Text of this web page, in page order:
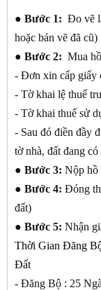
● Bước 1: Đo vẽ
hoặc bản vẽ đã cũ)
● Bước 2: Mua
- Đơn xin cấp giấy
- Tờ khai lệ thuế
- Tờ khai thuế sử
- Sau đó điền đầy
tờ nhà, đất đang có
● Bước 3: Nộp
● Bước 4: Đóng
đất)
● Bước 5: Nhận
Thời Gian Đăng
Đất
- Đăng Bộ : 25